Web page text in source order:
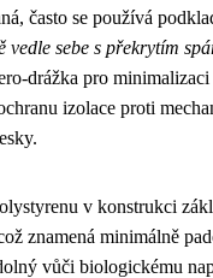
často se používá
vedle sebe s překrytím
drážka pro
izolace proti
v konstrukci
znamená minimálně
vůči biologickému